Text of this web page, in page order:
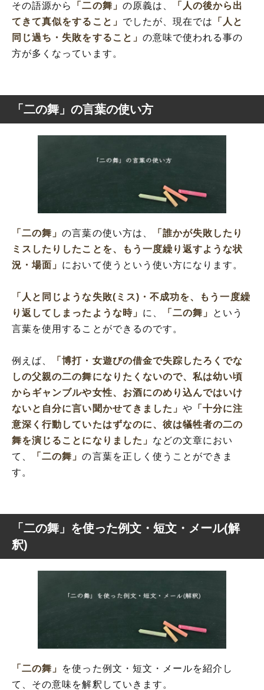
その語源から 「二の舞」 の原義は、
「人の後から出
てきて真似をすること」 でしたが、現在では
「人と
同じ過ち・失敗をすること」 の意味で使われる事の
方が多くなっています。
「二の舞」の言葉の使い方
「二の舞」の言葉の使い方は、
「誰かが失敗したり
ミスしたりしたことを、もう一度繰り返すような状
況・場面」 において使うという使い方になります。
「人と同じような失敗(ミス)・不成功を、もう一度繰
り返してしまったような時」 に、 「二の舞」 という
言葉を使用することができるのです。
例えば、
「博打・女遊びの借金で失踪したろくでな
しの父親の二の舞になりたくないので、私は幼い頃
からギャンブルや女性、お酒にのめり込んではいけ
ないと自分に言い聞かせてきました」や 「十分に注
意深く行動していたはずなのに、彼は犠牲者の二の
舞を演じることになりました」 などの文章におい
て、
「二の舞」の言葉を正しく使うことができま
す。
「二の舞」を使った例文・短文・メール(解
釈)
「二の舞」 を使った例文・短文・メールを紹介し
て、その意味を解釈していきます。